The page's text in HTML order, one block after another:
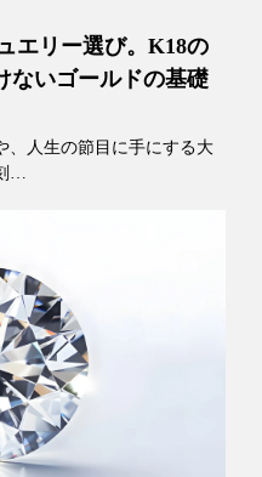
エリー選び。K18の
ないゴールドの基礎
、人生の節目に手にする大
…